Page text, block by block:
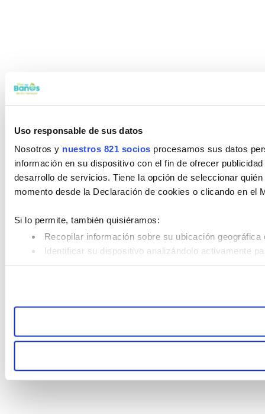
Uso responsable de sus datos
Nosotros y nuestros 821 socios procesamos sus datos
información en su dispositivo con el fin de ofrecer
desarrollo de servicios. Tiene la opción de seleccionar
momento desde la Declaración de cookies o clicando en el
Si lo permite, también quisiéramos:
Recopilar información sobre su ubicación
Identificar su dispositivo analizándolo activamente
Las cookies de este sitio web se usan para personalizar el
combinarla con otra información que les haya